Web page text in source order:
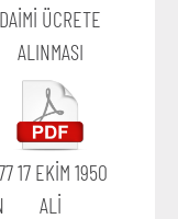
DAİMİ ÜCRETE
ALINMASI
17 EKİM 1950
ALİ